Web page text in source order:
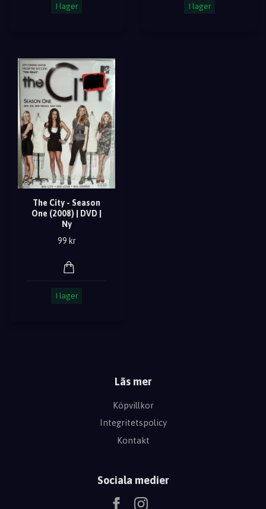
I lager I lager
The City - Season
One (2008) | DVD |
Ny
99 kr
I lager
Läs mer
Köpvillkor
Integritetspolicy
Kontakt
Sociala medier